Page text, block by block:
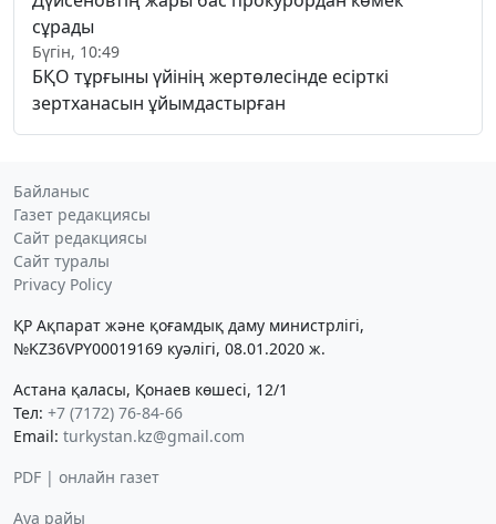
сұрады
Бүгін, 10:49
БҚО тұрғыны үйінің жертөлесінде есірткі
зертханасын ұйымдастырған
Байланыс
Газет редакциясы
Сайт редакциясы
Сайт туралы
Privacy Policy
ҚР Ақпарат және қоғамдық даму министрлігі,
№KZ36VPY00019169 куәлігі, 08.01.2020 ж.
Астана қаласы, Қонаев көшесі, 12/1
Тел: +7 (7172) 76-84-66
Email: turkystan.kz@gmail.com
PDF | онлайн газет
Ауа райы